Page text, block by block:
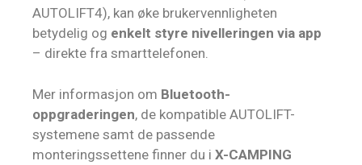
AUTOLIFT4), kan øke brukervennligheten
betydelig og enkelt styre nivelleringen via app
– direkte fra smarttelefonen.
Mer informasjon om Bluetooth-
oppgraderingen, de kompatible AUTOLIFT-
systemene samt de passende
monteringssettene finner du i X-CAMPING